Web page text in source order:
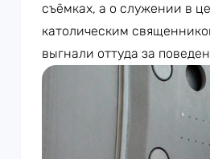
съёмках, а о служении в
католическим
выгнали оттуда за